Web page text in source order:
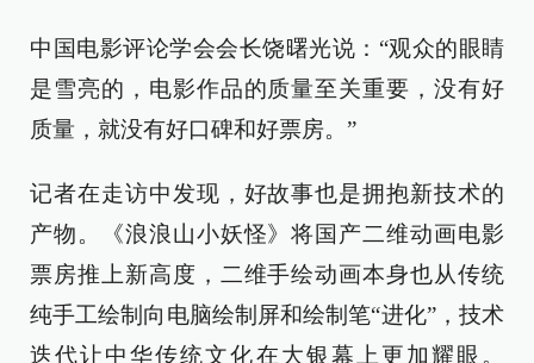
中国电影评论学会会长饶曙光说：“观众的眼睛
是雪亮的，电影作品的质量至关重要，没有好
质量，就没有好口碑和好票房。”
记者在走访中发现，好故事也是拥抱新技术的
产物。《浪浪山小妖怪》将国产二维动画电影
票房推上新高度，二维手绘动画本身也从传统
纯手工绘制向电脑绘制屏和绘制笔“进化”，技术
迭代让中华传统文化在大银幕上更加耀眼。